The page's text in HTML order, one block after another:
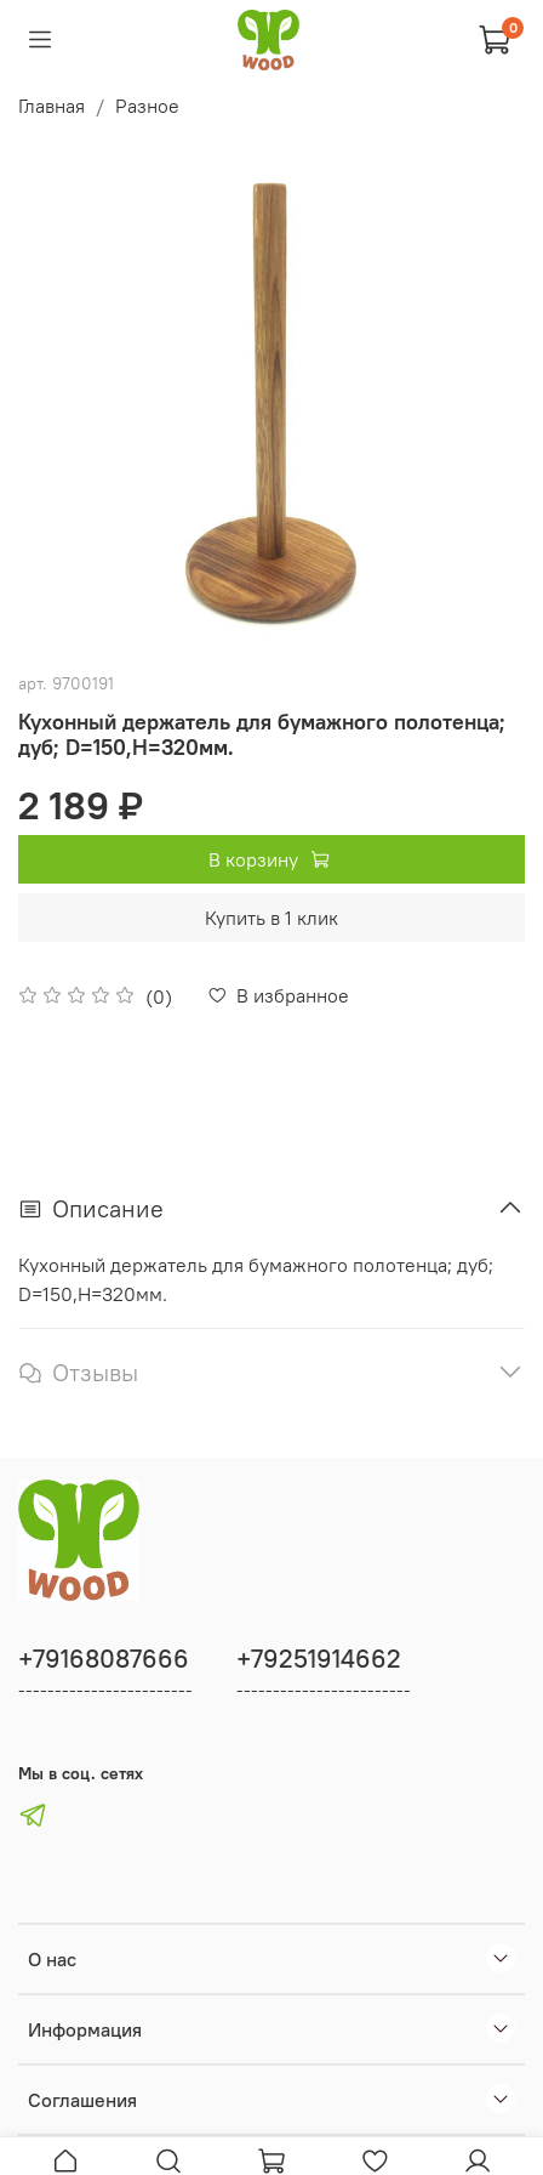
0
Главная Разное
арт. 9700191
Кухонный держатель для бумажного полотенца;
дуб; D=150,H=320мм.
(0) В избранное
2 189 ₽
В корзину
Купить в 1 клик
Описание
Кухонный держатель для бумажного полотенца; дуб;
D=150,H=320мм.
Отзывы
О нас
Информация
Соглашения
+79168087666
------------------------
+79251914662
------------------------
Мы в соц. сетях